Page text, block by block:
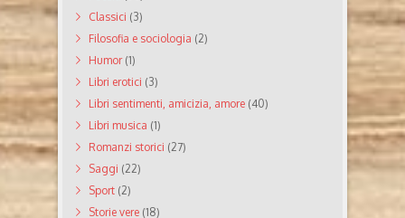
Classici (3)
Filosofia e sociologia (2)
Humor(1)
Libri erotici (3)
Libri sentimenti, amicizia, amore (40)
Libri musica (1)
Romanzi storici (27)
Saggi (22)
Sport (2)
Storie vere (18)